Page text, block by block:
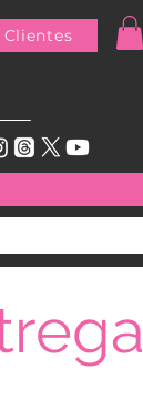
Clientes